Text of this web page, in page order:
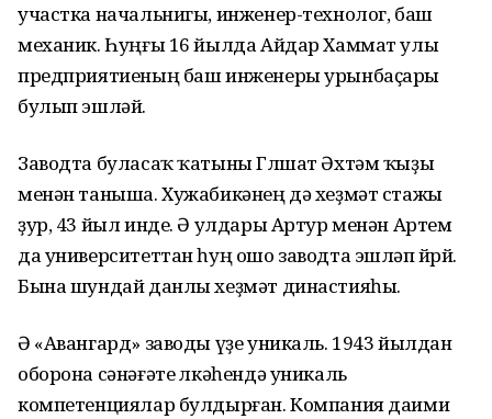
участка начальнигы, инженер-технолог, баш
механик. Һуңғы 16 йылда Айдар Хаммат улы
предприятиеның баш инженеры урынбаҫары
булып эшләй.
Заводта буласаҡ ҡатыны Гөлшат Әхтәм ҡыҙы
менән таныша. Хужабикәнең дә хеҙмәт стажы
ҙур, 43 йыл инде. Ә улдары Артур менән Артем
да университеттан һуң ошо заводта эшләп йөрөй.
Бына шундай данлы хеҙмәт династияһы.
Ә «Авангард» заводы үҙе уникаль. 1943 йылдан
оборона сәнәғәте өлкәһендә уникаль
компетенциялар булдырған. Компания даими